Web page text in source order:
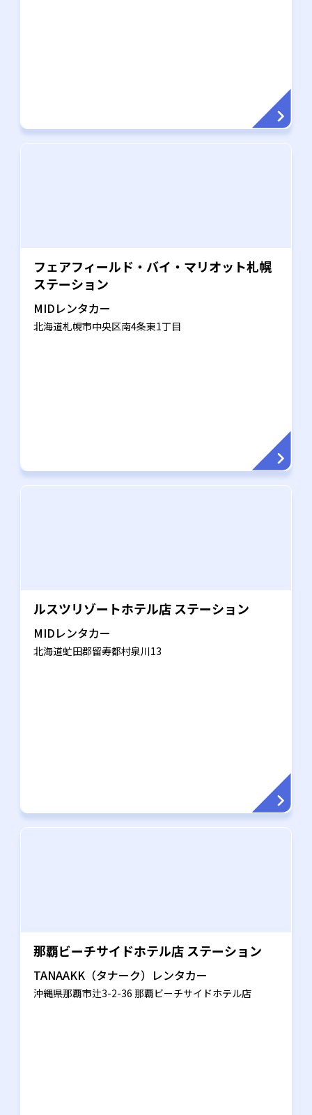
フェアフィールド・バイ・マリオット札幌
ステーション
MIDレンタカー
北海道札幌市中央区南4条東1丁目
ルスツリゾートホテル店 ステーション
MIDレンタカー
北海道虻田郡留寿都村泉川13
那覇ビーチサイドホテル店 ステーション
TANAAKK（タナーク）レンタカー
沖縄県那覇市辻3-2-36 那覇ビーチサイドホテル店